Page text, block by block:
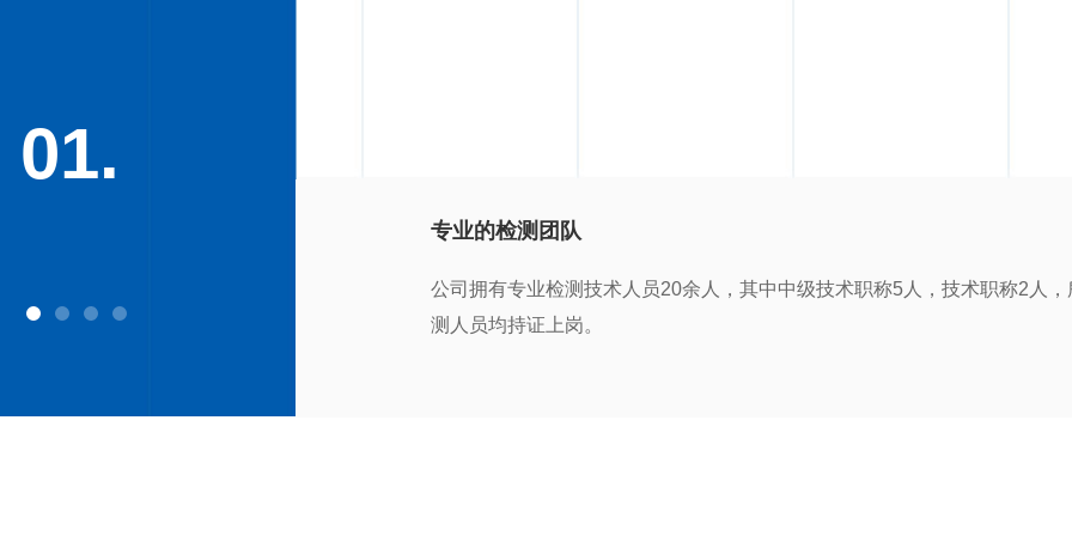
01.
专业的检测团队
公司拥有专业检测技术人员20余人，其中中级技术职称5人，技术职称2人，
测人员均持证上岗。